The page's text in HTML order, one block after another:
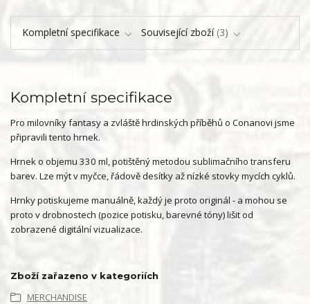
Kompletní specifikace Související zboží 3
Kompletní specifikace
Pro milovníky fantasy a zvláště hrdinských příběhů o Conanovi jsme
připravili tento hrnek.
Hrnek o objemu 330 ml, potištěný metodou sublimačního transferu
barev. Lze mýt v myčce, řádově desítky až nízké stovky mycích cyklů.
Hrnky potiskujeme manuálně, každý je proto originál - a mohou se
proto v drobnostech (pozice potisku, barevné tóny) lišit od
zobrazené digitální vizualizace.
Zboží zařazeno v kategoriích
MERCHANDISE